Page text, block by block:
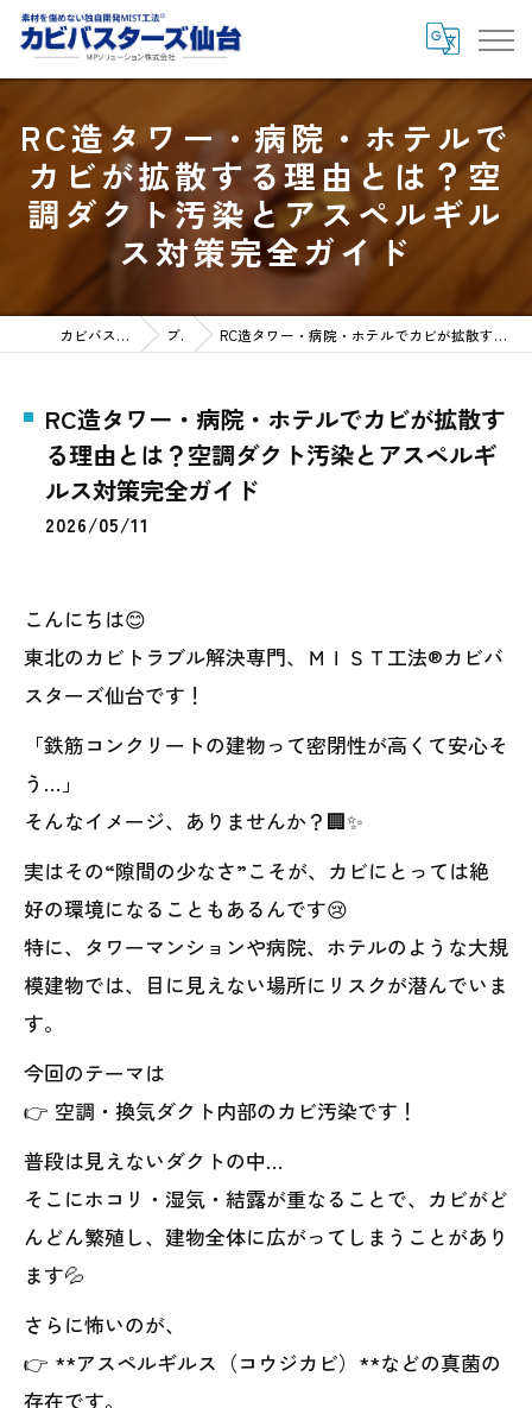
RC造タワー・病院・ホテルで
カビが拡散する理由とは？空
調ダクト汚染とアスペルギル
ス対策完全ガイド
カビバスターズ仙台HOME ブログ RC造タワー・病院・ホテルでカビが拡散する理由とは？空調ダクト汚染とアスペルギルス対策完全ガイド
RC造タワー・病院・ホテルでカビが拡散す
る理由とは？空調ダクト汚染とアスペルギ
ルス対策完全ガイド
2026/05/11
こんにちは😊
東北のカビトラブル解決専門、ＭＩＳＴ工法®カビバ
スターズ仙台です！
「鉄筋コンクリートの建物って密閉性が高くて安心そ
う…」
そんなイメージ、ありませんか？🏢✨
実はその“隙間の少なさ”こそが、カビにとっては絶
好の環境になることもあるんです😢
特に、タワーマンションや病院、ホテルのような大規
模建物では、目に見えない場所にリスクが潜んでいま
す。
今回のテーマは
👉 空調・換気ダクト内部のカビ汚染です！
普段は見えないダクトの中…
そこにホコリ・湿気・結露が重なることで、カビがど
んどん繁殖し、建物全体に広がってしまうことがあり
ます💦
さらに怖いのが、
👉 **アスペルギルス（コウジカビ）**などの真菌の
存在です。